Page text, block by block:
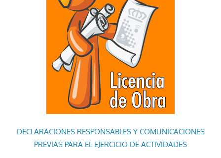
DECLARACIONES RESPONSABLES Y COMUNICACIONES
PREVIAS PARA EL EJERCICIO DE ACTIVIDADES